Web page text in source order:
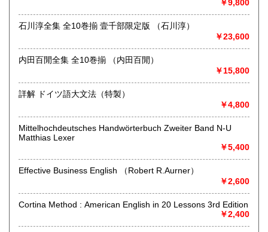
宮崎県 185円 鹿児島県 185円
書籍の買取について
取り扱い分野
総記、哲学宗教、歴史、社会科学、自然科学、美術工芸、国
語国文、外国文学、古典籍、近代文献、趣味、外国書、サブ
カルチャー、古書一般（その他）
￥9,800
石川淳全集 全10巻揃 壹千部限定版 （石川淳）
￥23,600
内田百閒全集 全10巻揃 （内田百閒）
￥15,800
詳解 ドイツ語大文法（特製）
￥4,800
Mittelhochdeutsches Handwörterbuch Zweiter Band N-U
Matthias Lexer
￥5,400
Effective Business English （Robert R.Aurner）
￥2,600
Cortina Method : American English in 20 Lessons 3rd Edition
￥2,400